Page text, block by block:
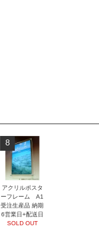
8
アクリルポスタ
ーフレーム A1
受注生産品 納期
6営業日+配送日
SOLD OUT